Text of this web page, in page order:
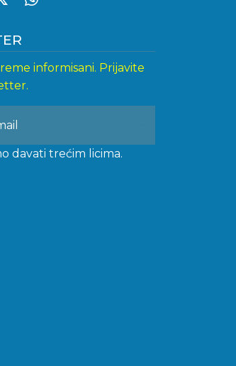
informisani. Prijavite
davati trećim licima.